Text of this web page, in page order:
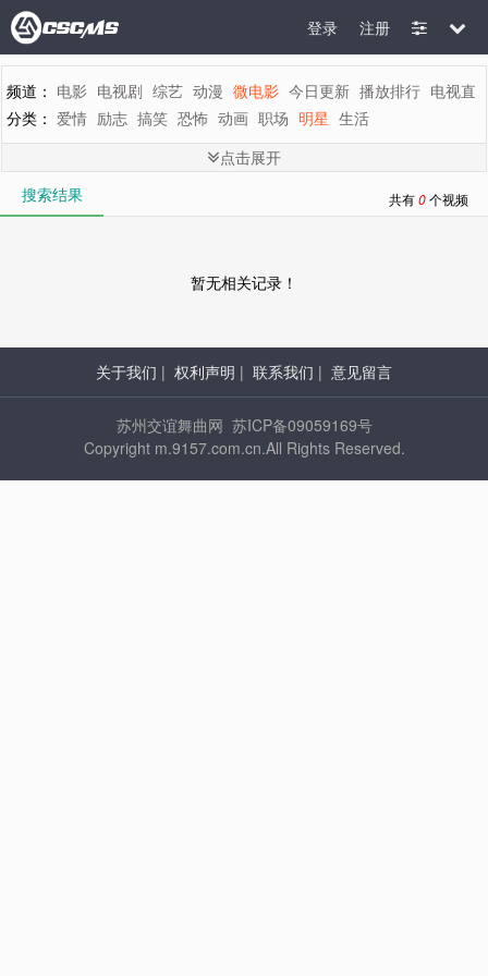
注册
登录
频道： 电影 电视剧 综艺 动漫 微电影 今日更新 播放排行 电视直
分类： 爱情 励志 搞笑 恐怖 动画 职场 明星 生活
地区： 全部 内地 香港 台湾 韩国 泰国 日本 美国 英国 新加坡
年代： 全部 2015 2014 2013 2012 2011 2010 2009 2008 2007
字母： 全部 K L M
点击展开
搜索结果
共有0个视频
暂无相关记录！
关于我们 | 权利声明 | 联系我们 | 意见留言
苏州交谊舞曲网 苏ICP备09059169号
Copyright m.9157.com.cn.All Rights Reserved.